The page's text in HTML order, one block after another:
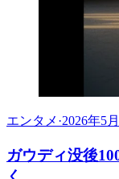
エンタメ ·2026年5
ガウディ没後